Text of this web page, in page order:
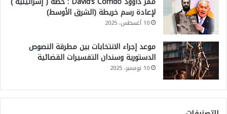
لإعادة رسم خريطة (الشرق الأوسط)
10 أغسطس، 2025
موعد إجراء الانتخابات بين مطرقة النصوص
الدستورية وسندان التفسيرات القضائية
10 نوفمبر، 2025